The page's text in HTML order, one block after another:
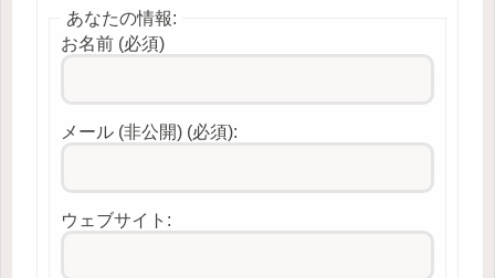
あなたの情報:
お名前 (必須)
メール (非公開) (必須):
ウェブサイト: